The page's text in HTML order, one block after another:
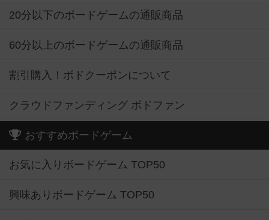
20分以下のボードゲームの通販商品
60分以上のボードゲームの通販商品
割引購入！ボドクーポンについて
クラウドファンディング ボドファン
おすすめボードゲーム
お気に入りボードゲーム TOP50
興味ありボードゲーム TOP50